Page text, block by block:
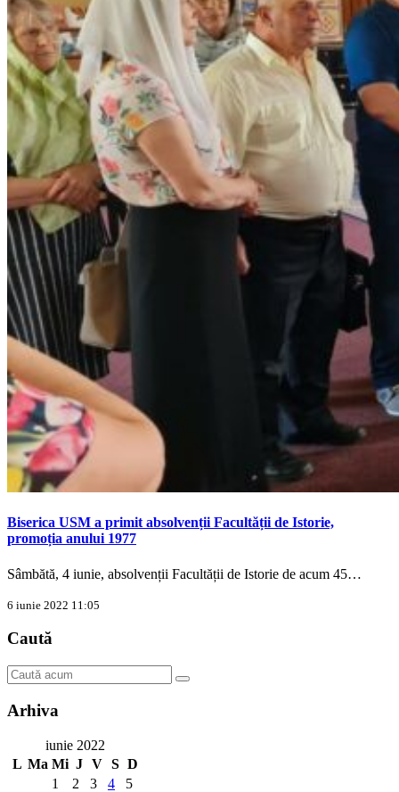
Biserica USM a primit absolvenții Facultății de Istorie,
promoția anului 1977
Sâmbătă, 4 iunie, absolvenții Facultății de Istorie de acum 45…
6 iunie 2022 11:05
Caută
Arhiva
iunie 2022
L Ma Mi J V S D
1
2 3 4
5